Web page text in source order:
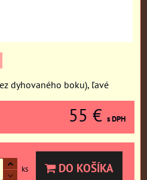
dyhovaného boku), ľavé
55 € s DPH
ks DO KOŠÍKA